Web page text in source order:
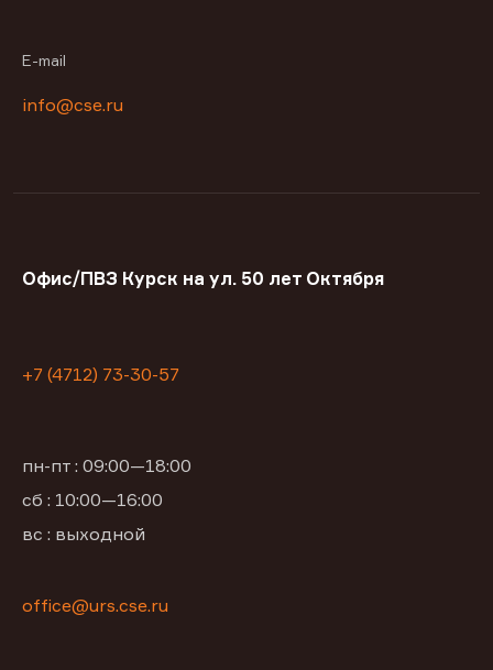
E-mail
info@cse.ru
Офис/ПВЗ Курск на ул. 50 лет Октября
+7 (4712) 73-30-57
пн-пт : 09:00—18:00
сб : 10:00—16:00
вс : выходной
office@urs.cse.ru